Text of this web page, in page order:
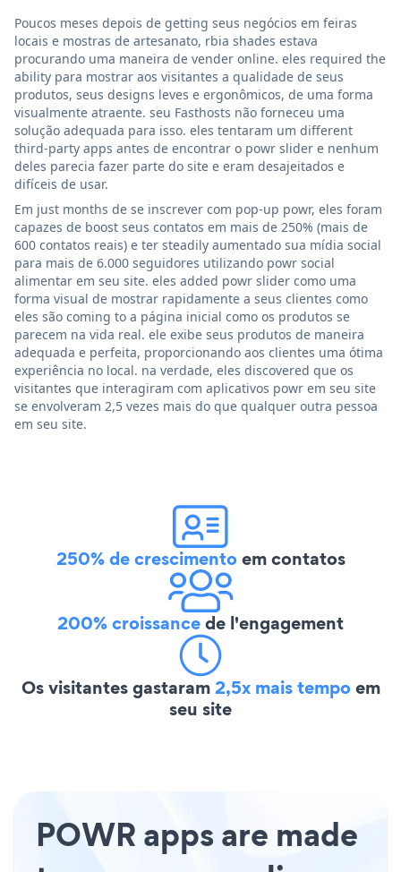
Poucos meses depois de getting seus negócios em feiras
locais e mostras de artesanato, rbia shades estava
procurando uma maneira de vender online. eles required the
ability para mostrar aos visitantes a qualidade de seus
produtos, seus designs leves e ergonômicos, de uma forma
visualmente atraente. seu Fasthosts não forneceu uma
solução adequada para isso. eles tentaram um different
third-party apps antes de encontrar o powr slider e nenhum
deles parecia fazer parte do site e eram desajeitados e
difíceis de usar.
Em just months de se inscrever com pop-up powr, eles foram
capazes de boost seus contatos em mais de 250% (mais de
600 contatos reais) e ter steadily aumentado sua mídia social
para mais de 6.000 seguidores utilizando powr social
alimentar em seu site. eles added powr slider como uma
forma visual de mostrar rapidamente a seus clientes como
eles são coming to a página inicial como os produtos se
parecem na vida real. ele exibe seus produtos de maneira
adequada e perfeita, proporcionando aos clientes uma ótima
experiência no local. na verdade, eles discovered que os
visitantes que interagiram com aplicativos powr em seu site
se envolveram 2,5 vezes mais do que qualquer outra pessoa
em seu site.
250% de crescimentoem contatos
200% croissancede l'engagement
Os visitantes gastaram2,5x mais tempoem
seu site
POWR apps are made